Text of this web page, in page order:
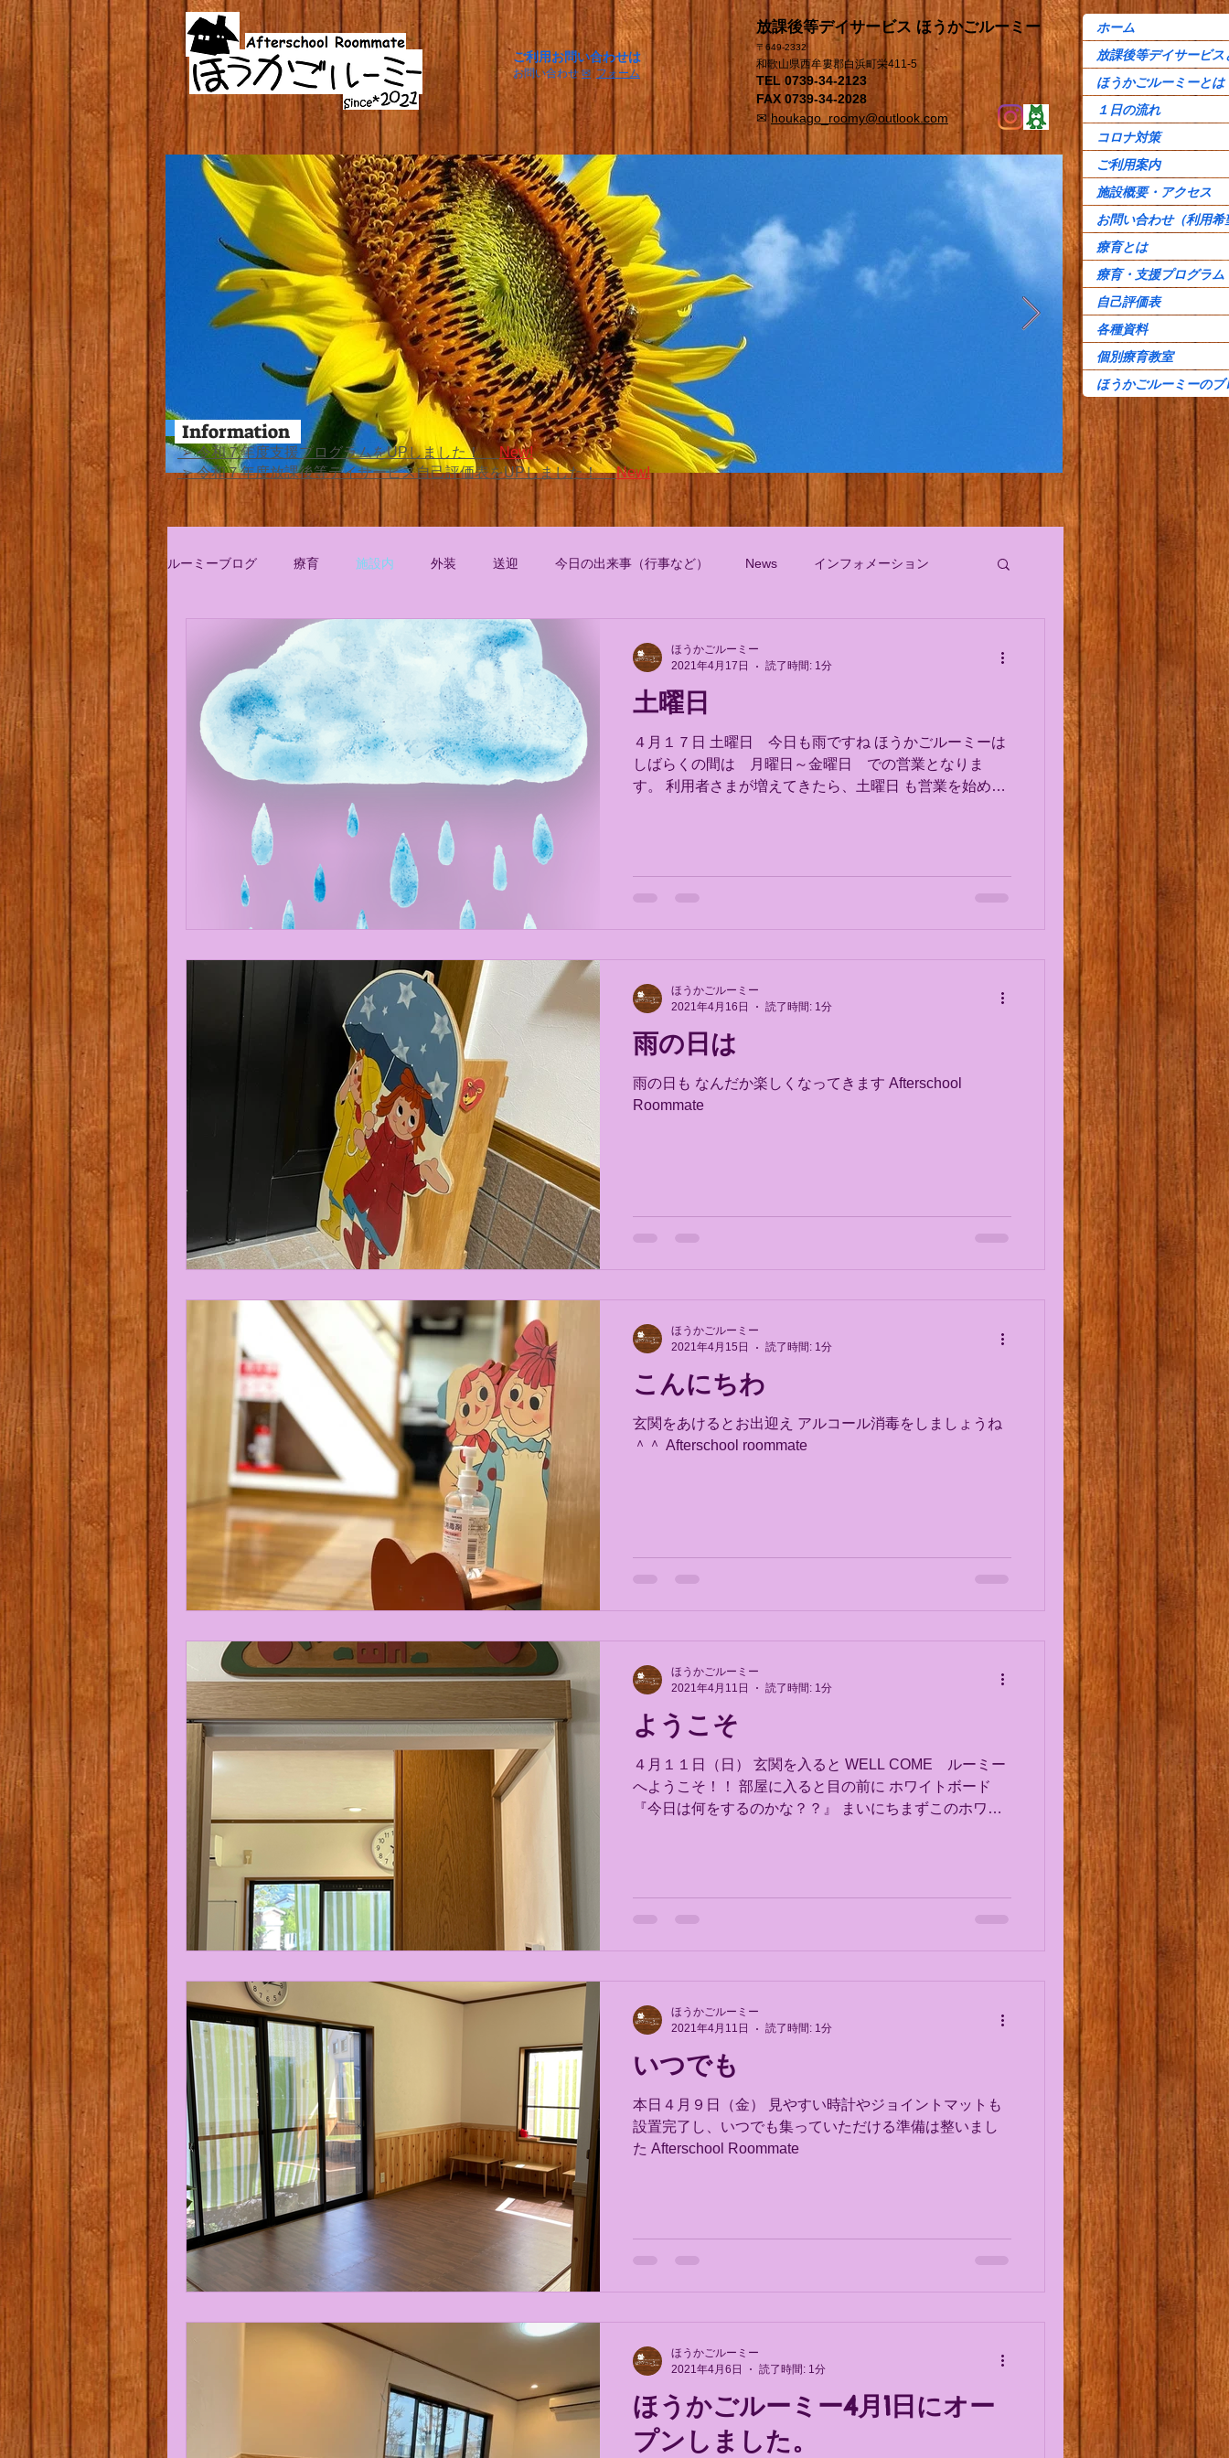
​ご利用お問い合わせは
​お問い合わせ✉ フォーム
​放課後等デイサービス ほうかごルーミー
〒649-2332
和歌山県西牟婁郡白浜町栄411-5
TEL 0739-34-2123
FAX 0739-34-2028
✉ houkago_roomy@outlook.com
Information
​ ➢ 令和７年度支援プログラムをUPしました！New!
​ ➢ 令和７年度放課後等デイサービス自己評価表をUPしました！
New!
ホーム
放課後等デイサービス
ほうかごルーミーとは
１日の流れ
コロナ対策
ご利用案内
施設概要・アクセス
お問い合わせ（利用
療育とは
療育・支援プログラム
自己評価表
各種資料
個別療育教室
ほうかごルーミーのブ
ルーミーブログ 療育 施設内 外装 送迎 今日の出来事（行事など） News インフォメーション
土曜日
４月１７日 土曜日 今日も雨ですね ほうかごルーミーは
しばらくの間は 月曜日～金曜日 での営業となりま
す。 利用者さまが増えてきたら、土曜日 も営業を始める
ほうかごルーミー
2021年4月17日
読了時間: 1分
雨の日は
雨の日も なんだか楽しくなってきます Afterschool
Roommate
ほうかごルーミー
2021年4月16日
読了時間: 1分
こんにちわ
玄関をあけるとお出迎え アルコール消毒をしましょうね
＾＾ Afterschool roommate
ほうかごルーミー
2021年4月15日
読了時間: 1分
ようこそ
４月１１日（日） 玄関を入ると WELL COME ルーミー
へようこそ！！ 部屋に入ると目の前に ホワイトボード
『今日は何をするのかな？？』 まいにちまずこのホワイ
ほうかごルーミー
2021年4月11日
読了時間: 1分
いつでも
本日４月９日（金） 見やすい時計やジョイントマットも
設置完了し、いつでも集っていただける準備は整いまし
た Afterschool Roommate
ほうかごルーミー
2021年4月11日
読了時間: 1分
ほうかごルーミー4月1日にオー
プンしました。
ほうかごルーミー
2021年4月6日
読了時間: 1分